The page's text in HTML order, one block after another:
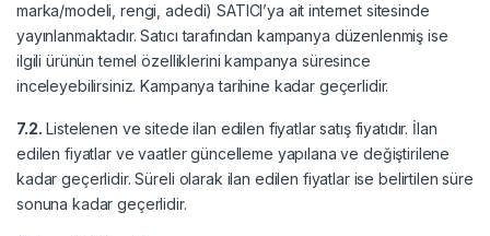
marka/modeli, rengi, adedi) SATICI’ya ait internet sitesinde
yayınlanmaktadır. Satıcı tarafından kampanya düzenlenmiş ise
ilgili ürünün temel özelliklerini kampanya süresince
inceleyebilirsiniz. Kampanya tarihine kadar geçerlidir.
7.2. Listelenen ve sitede ilan edilen fiyatlar satış fiyatıdır. İlan
edilen fiyatlar ve vaatler güncelleme yapılana ve değiştirilene
kadar geçerlidir. Süreli olarak ilan edilen fiyatlar ise belirtilen süre
sonuna kadar geçerlidir.